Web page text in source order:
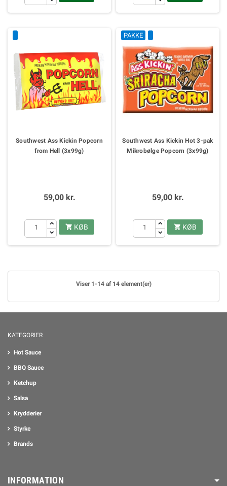
Southwest Ass Kickin Popcorn
from Hell (3x99g)
59,00 kr.
 KØB
PAKKE
Southwest Ass Kickin Hot 3-pak
Mikrobølge Popcorn (3x99g)
59,00 kr.
 KØB
Viser 1-14 af 14 element(er)
KATEGORIER
Hot Sauce
BBQ Sauce
Ketchup
Salsa
Krydderier
Styrke
Brands
INFORMATION